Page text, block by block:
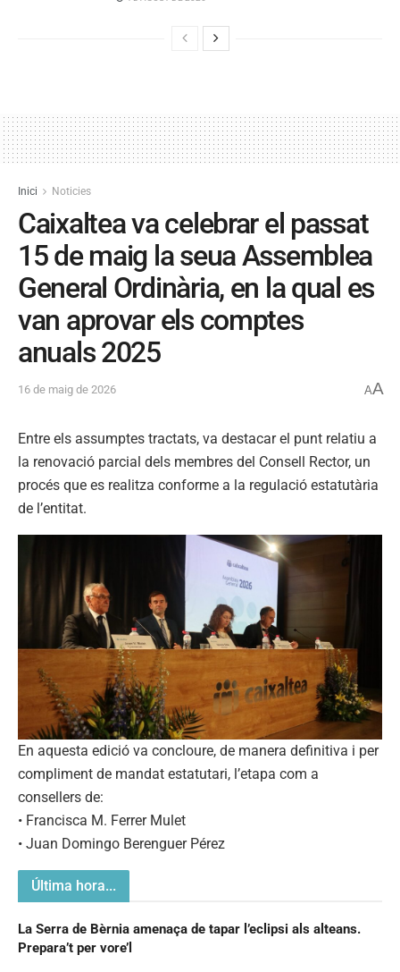
Inici Noticies
Caixaltea va celebrar el passat
15 de maig la seua Assemblea
General Ordinària, en la qual es
van aprovar els comptes
anuals 2025
16 de maig de 2026 AA
Entre els assumptes tractats, va destacar el punt relatiu a
la renovació parcial dels membres del Consell Rector, un
procés que es realitza conforme a la regulació estatutària
de l’entitat.
En aquesta edició va concloure, de manera definitiva i per
compliment de mandat estatutari, l’etapa com a
consellers de:
• Francisca M. Ferrer Mulet
• Juan Domingo Berenguer Pérez
Última hora...
La Serra de Bèrnia amenaça de tapar l’eclipsi als alteans.
Prepara’t per vore’l